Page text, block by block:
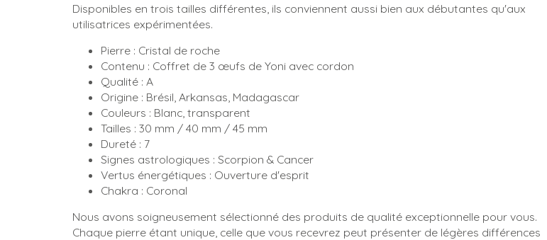
Disponibles en trois tailles différentes, ils conviennent aussi bien aux débutantes qu'aux
utilisatrices expérimentées.
Pierre : Cristal de roche
Contenu : Coffret de 3 œufs de Yoni avec cordon
Qualité : A
Origine : Brésil, Arkansas, Madagascar
Couleurs : Blanc, transparent
Tailles : 30 mm / 40 mm / 45 mm
Dureté : 7
Signes astrologiques : Scorpion & Cancer
Vertus énergétiques : Ouverture d'esprit
Chakra : Coronal
Nous avons soigneusement sélectionné des produits de qualité exceptionnelle pour vous.
Chaque pierre étant unique, celle que vous recevrez peut présenter de légères différences